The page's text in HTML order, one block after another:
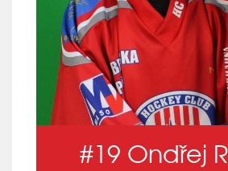
#19 Ondřej